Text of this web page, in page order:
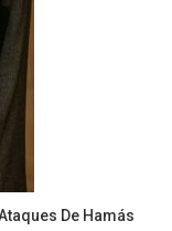
De Hamás